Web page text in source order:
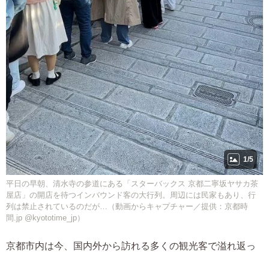
1/5
平日の早朝、清水寺の参道にある「スターバックス 京都二寧坂ヤサカ茶
屋店」の開店を待つインバウンド客の大行列。周辺には民家もあり、行
列は禁止されているのだが…（動画からキャプチャー／提供：京都時
間.jp @kyototime_jp）
京都市内は今、国内外から訪れる多くの観光客で溢れ返っ